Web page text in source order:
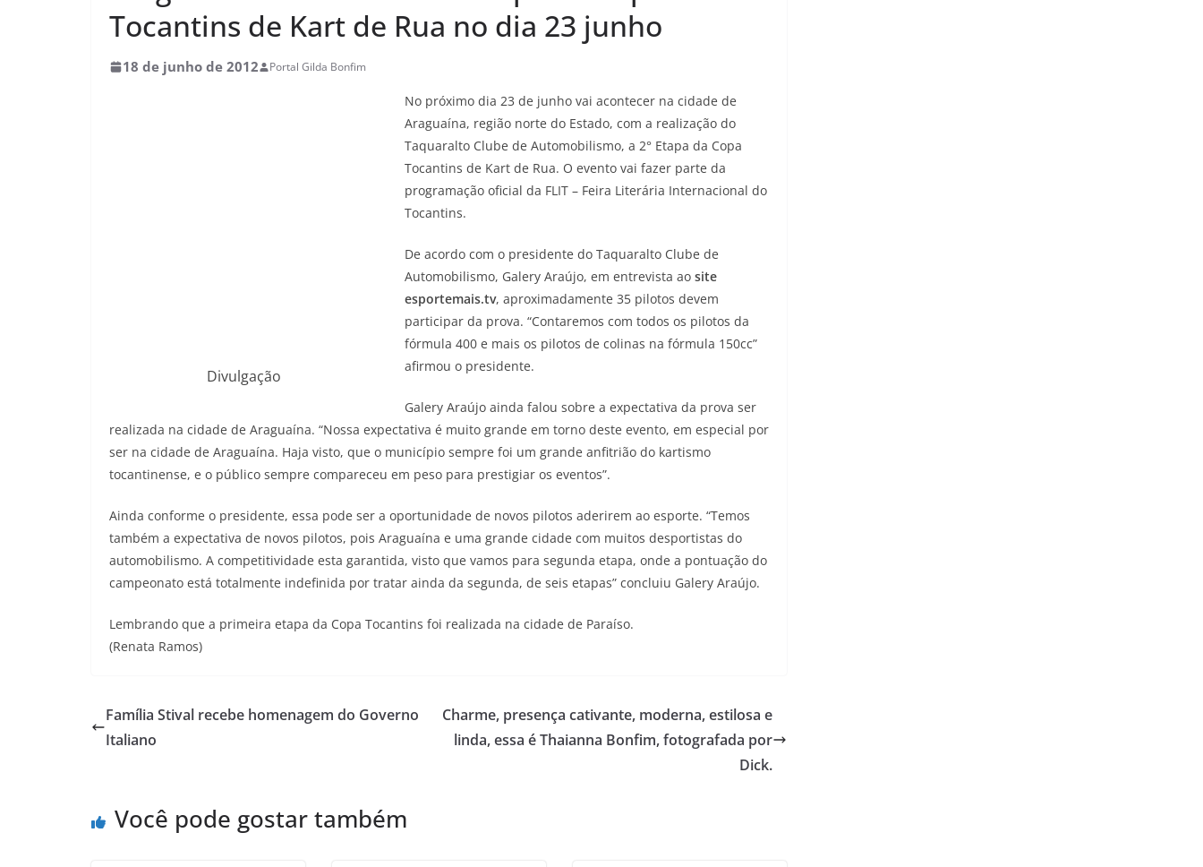
Tocantins de Kart de Rua no dia 23 junho
18 de junho de 2012 Portal Gilda Bonfim
Divulgação
No próximo dia 23 de junho vai acontecer na cidade de
Araguaína, região norte do Estado, com a realização do
Taquaralto Clube de Automobilismo, a 2° Etapa da Copa
Tocantins de Kart de Rua. O evento vai fazer parte da
programação oficial da FLIT – Feira Literária Internacional do
Tocantins.
De acordo com o presidente do Taquaralto Clube de
Automobilismo, Galery Araújo, em entrevista ao site
esportemais.tv, aproximadamente 35 pilotos devem
participar da prova. “Contaremos com todos os pilotos da
fórmula 400 e mais os pilotos de colinas na fórmula 150cc”
afirmou o presidente.
Galery Araújo ainda falou sobre a expectativa da prova ser
realizada na cidade de Araguaína. “Nossa expectativa é muito grande em torno deste evento, em especial por
ser na cidade de Araguaína. Haja visto, que o município sempre foi um grande anfitrião do kartismo
tocantinense, e o público sempre compareceu em peso para prestigiar os eventos”.
Ainda conforme o presidente, essa pode ser a oportunidade de novos pilotos aderirem ao esporte. “Temos
também a expectativa de novos pilotos, pois Araguaína e uma grande cidade com muitos desportistas do
automobilismo. A competitividade esta garantida, visto que vamos para segunda etapa, onde a pontuação do
campeonato está totalmente indefinida por tratar ainda da segunda, de seis etapas” concluiu Galery Araújo.
Lembrando que a primeira etapa da Copa Tocantins foi realizada na cidade de Paraíso.
(Renata Ramos)
Família Stival recebe homenagem do Governo
Italiano
Charme, presença cativante, moderna, estilosa e
linda, essa é Thaianna Bonfim, fotografada por
Dick.
Você pode gostar também